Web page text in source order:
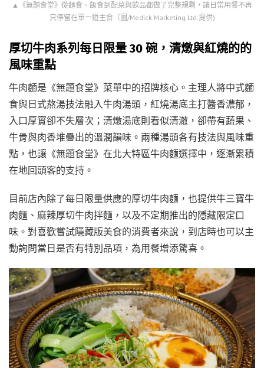
▲《無題食堂》從麵食、飯食到配菜與飲品都做了完整規劃，讓日常用餐不再
只停留在單一道主食（圖/Medick Marketing Ltd.提供)
厚切牛肉系列每日限量 30 碗，清燉與紅燒的的
風味重點
牛肉麵是《無題食堂》菜單中的招牌核心。主理人將中式麵
食與日式熬湯技法融入牛肉湯頭，紅燒湯底主打醬香濃郁，
入口厚實卻不失層次；清燉湯底則看似清澈，卻帶有蔬果、
牛骨與肉香堆疊出的溫潤韻味。兩種湯頭各有技法與風味重
點，也讓《無題食堂》在北大特區牛肉麵選擇中，逐漸累積
在地回頭客的支持。
目前店內除了每日限量供應的厚切牛肉麵，也提供牛三寶牛
肉麵、麻辣厚切牛肉拌麵，以及不定期推出的隱藏限定口
味。對喜歡嘗試隱藏版美食的消費者來說，到店時也可以主
動詢問當日是否有特別品項，為用餐增添驚喜。